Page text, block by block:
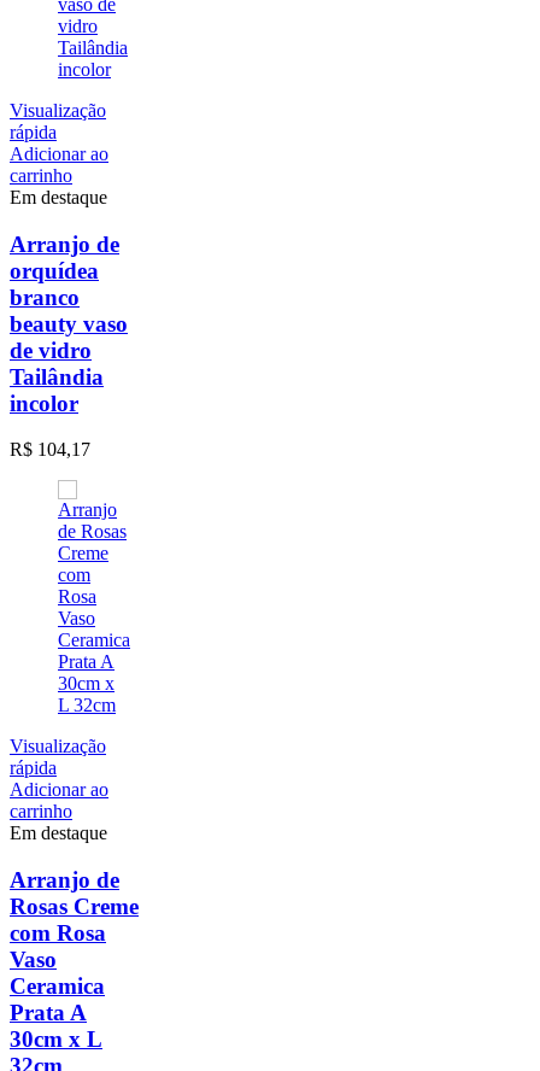
Visualização
rápida
Adicionar ao
carrinho
Em destaque
Arranjo de
orquídea
branco
beauty vaso
de vidro
Tailândia
incolor
R$ 104,17
Visualização
rápida
Adicionar ao
carrinho
Em destaque
Arranjo de
Rosas Creme
com Rosa
Vaso
Ceramica
Prata A
30cm x L
32cm